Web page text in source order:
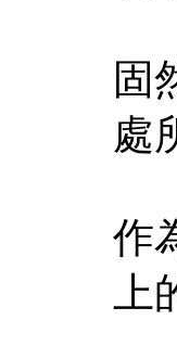
固
處
作